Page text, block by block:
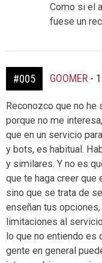
Como si el
fuese un
#005 GOOMER -
Reconozco que no
porque no me
que en un servicio
y bots, es habitual.
y similares. Y no es
que te haga creer que
sino que se trata de
enseñan tus
limitaciones al
lo que no entiendo es
gente en general